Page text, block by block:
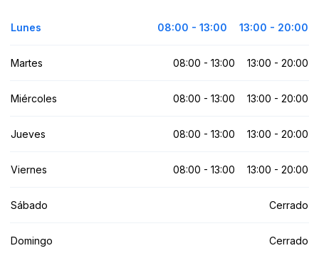
Lunes 08:00 - 13:00 13:00 - 20:00
Martes 08:00 - 13:00 13:00 - 20:00
Miércoles 08:00 - 13:00 13:00 - 20:00
Jueves 08:00 - 13:00 13:00 - 20:00
Viernes 08:00 - 13:00 13:00 - 20:00
Sábado Cerrado
Domingo Cerrado